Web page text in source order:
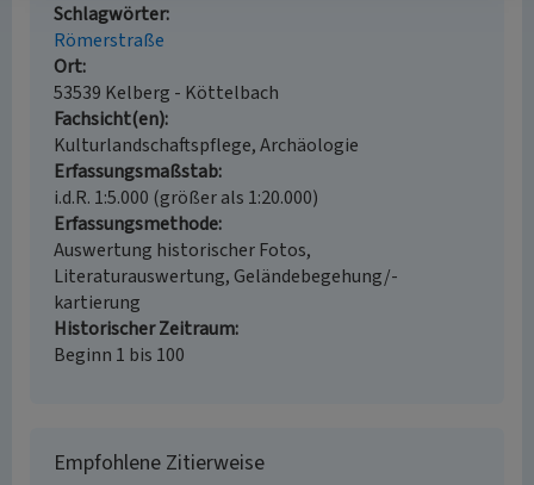
Schlagwörter
Römerstraße
Ort
53539 Kelberg - Köttelbach
Fachsicht(en)
Kulturlandschaftspflege, Archäologie
Erfassungsmaßstab
i.d.R. 1:5.000 (größer als 1:20.000)
Erfassungsmethode
Auswertung historischer Fotos,
Literaturauswertung, Geländebegehung/-
kartierung
Historischer Zeitraum
Beginn 1 bis 100
Empfohlene Zitierweise